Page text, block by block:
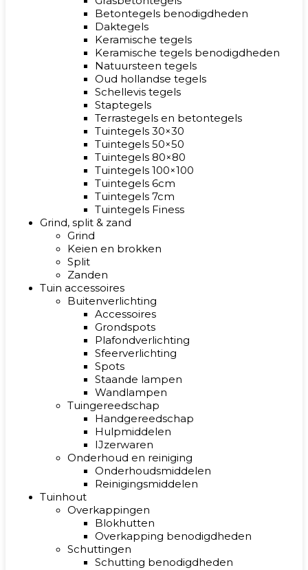
Betontegels benodigdheden
Daktegels
Keramische tegels
Keramische tegels benodigdheden
Natuursteen tegels
Oud hollandse tegels
Schellevis tegels
Staptegels
Terrastegels en betontegels
Tuintegels 30×30
Tuintegels 50×50
Tuintegels 80×80
Tuintegels 100×100
Tuintegels 6cm
Tuintegels 7cm
Tuintegels Finess
Grind, split & zand
Grind
Keien en brokken
Split
Zanden
Tuin accessoires
Buitenverlichting
Accessoires
Grondspots
Plafondverlichting
Sfeerverlichting
Spots
Staande lampen
Wandlampen
Tuingereedschap
Handgereedschap
Hulpmiddelen
IJzerwaren
Onderhoud en reiniging
Onderhoudsmiddelen
Reinigingsmiddelen
Tuinhout
Overkappingen
Blokhutten
Overkapping benodigdheden
Schuttingen
Schutting benodigdheden